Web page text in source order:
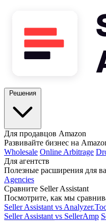
Для продавцов Amazon
Развивайте бизнес на
Wholesale Online Arbitrage
Для агентств
Полезные расширения для
Agencies
Сравните Seller Assistant
Посмотрите, как мы
Seller Assistant vs
Seller Assistant vs SellerAmp